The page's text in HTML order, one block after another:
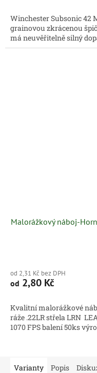
Winchester Subsonic 42
grainovou zkrácenou
má neuvěřitelně silný
Malorážkový náboj-
od 2,31 Kč bez DPH
od 2,80 Kč
Kvalitní malorážkové
ráže .22LR střela LRN
1070 FPS balení 50ks
Varianty Popis